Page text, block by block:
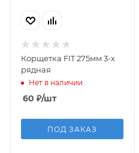
Корщетка FIT 275мм 3-х
рядная
Нет в наличии
60 ₽/шт
ПОД ЗАКАЗ